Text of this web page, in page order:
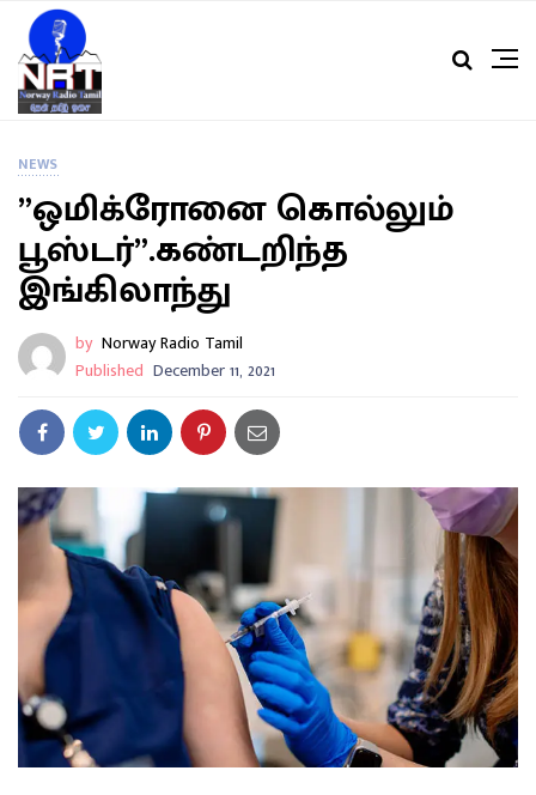
NEWS
”ஒமிக்ரோனை கொல்லும்
பூஸ்டர்”.கண்டறிந்த
இங்கிலாந்து
by Norway Radio Tamil
Published December 11, 2021